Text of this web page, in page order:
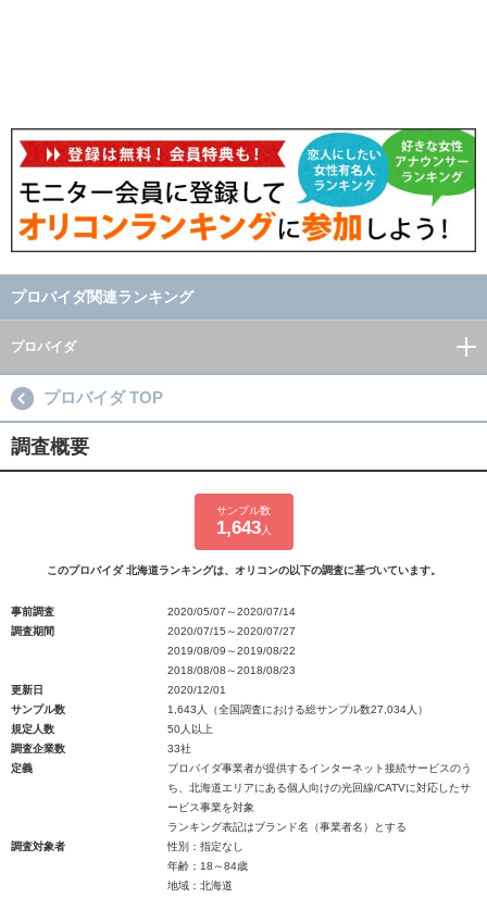
プロバイダ関連ランキング
プロバイダ
プロバイダ TOP
調査概要
サンプル数
1,643人
このプロバイダ 北海道ランキングは、オリコンの以下の調査に基づいています。
事前調査
2020/05/07～2020/07/14
調査期間
2020/07/15～2020/07/27
2019/08/09～2019/08/22
2018/08/08～2018/08/23
更新日
2020/12/01
サンプル数
1,643人（全国調査における総サンプル数27,034人）
規定人数
50人以上
調査企業数
33社
定義
プロバイダ事業者が提供するインターネット接続サービスのう
ち、北海道エリアにある個人向けの光回線/CATVに対応したサ
ービス事業を対象
ランキング表記はブランド名（事業者名）とする
調査対象者
性別：指定なし
年齢：18～84歳
地域：北海道